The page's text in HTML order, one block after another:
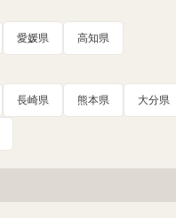
愛媛県 高知県
長崎県 熊本県 大分県